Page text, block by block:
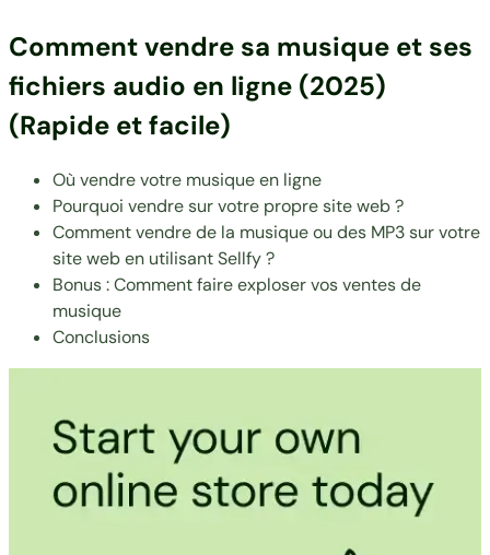
Comment vendre sa musique et ses
fichiers audio en ligne (2025)
(Rapide et facile)
Où vendre votre musique en ligne
Pourquoi vendre sur votre propre site web ?
Comment vendre de la musique ou des MP3 sur votre
site web en utilisant Sellfy ?
Bonus : Comment faire exploser vos ventes de
musique
Conclusions